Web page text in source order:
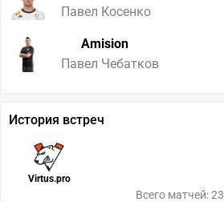
Павел Косенко
Amision
Павел Чебатков
История встреч
Virtus.pro
Всего матчей: 23